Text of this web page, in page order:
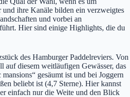
ihre Kanäle bilden ein verzweigtes
und vorbei an
Hier sind einige Highlights, die du
des Hamburger Paddelreviers. Von
auf diesem weitläufigen Gewässer, das
gesäumt ist und bei Joggern
beliebt ist (4,7 Sterne). Hier kannst
einfach nur die Weite und den Blick